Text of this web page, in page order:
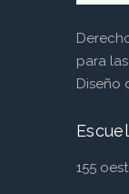
l
t
e
n
para
Diseño
155